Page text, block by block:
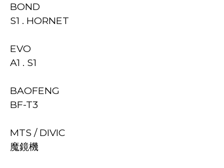
BOND
S1 . HORNET
EVO
A1 . S1
BAOFENG
BF-T3
MTS / DIVIC
魔鏡機